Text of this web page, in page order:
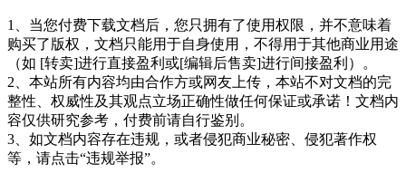
1、当您付费下载文档后，您只拥有了使用权限，并不意味着
购买了版权，文档只能用于自身使用，不得用于其他商业用途
（如 [转卖]进行直接盈利或[编辑后售卖]进行间接盈利）。
2、本站所有内容均由合作方或网友上传，本站不对文档的完
整性、权威性及其观点立场正确性做任何保证或承诺！文档内
容仅供研究参考，付费前请自行鉴别。
3、如文档内容存在违规，或者侵犯商业秘密、侵犯著作权
等，请点击“违规举报”。